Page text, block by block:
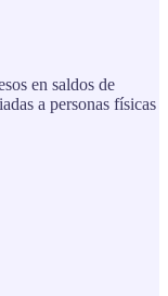
en saldos de
a personas físicas